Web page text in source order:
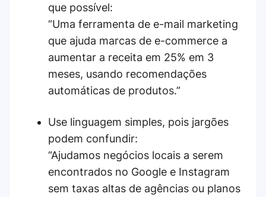
que possível:
“Uma ferramenta de e-mail marketing
que ajuda marcas de e-commerce a
aumentar a receita em 25% em 3
meses, usando recomendações
automáticas de produtos.”
Use linguagem simples, pois jargões
podem confundir:
“Ajudamos negócios locais a serem
encontrados no Google e Instagram
sem taxas altas de agências ou planos